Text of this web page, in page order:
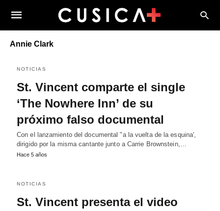
Annie Clark
NOTICIAS
St. Vincent comparte el single
‘The Nowhere Inn’ de su
próximo falso documental
Con el lanzamiento del documental "a la vuelta de la esquina',
dirigido por la misma cantante junto a Carrie Brownstein,…
Hace 5 años
NOTICIAS
St. Vincent presenta el video